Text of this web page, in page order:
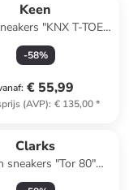
Keen
"KNX T-TOE"
zwart
-58%
: € 55,99
(AVP): € 135,00*
Clarks
sneakers "Tor 80"
donkerblauw